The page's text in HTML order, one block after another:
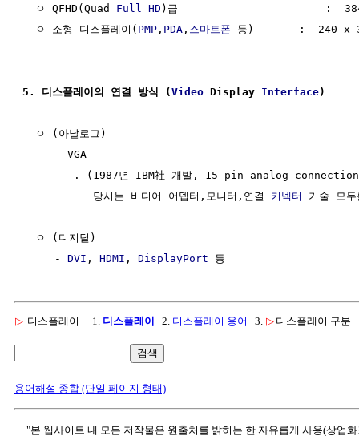
  ㅇ QFHD(Quad
Full HD )급                       :
  ㅇ 소형 디스플레이(
PMP , PDA , 스마트폰 등)       :  240 x
5. 디스플레이의 연결 방식 (Video Display Interface)
  ㅇ (아날로그)
     - VGA
. (1987년 IBM社 개발, 15-pin analog
           당시는 비디어 어뎁터,모니터,연결
커넥터 기술 모
  ㅇ (디지털)
     -
DVI , HDMI , DisplayPort
▷ 디스플레이 1. 디스플레이 2. 디스플레이 용어 3. ▷ 디스플레이 구분
검색
용어해설 종합 (단일 페이지 형태)
"본 웹사이트 내 모든 저작물은 원출처를 밝히는 한 자유롭게 사용(상업